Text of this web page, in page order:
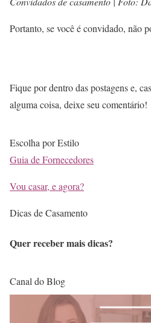
Portanto, se você é convidado, não
Fique por dentro das postagens e,
alguma coisa, deixe seu comentário!
Escolha por Estilo
Guia de Fornecedores
Vou casar, e agora?
Dicas de Casamento
Quer receber mais dicas?
Canal do Blog